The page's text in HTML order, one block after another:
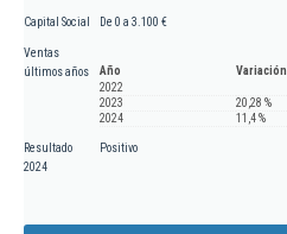
Capital Social De 0 a 3.100 €
Ventas
últimos años
Año
Variación
2022
2023
20,28 %
2024
11,4 %
Resultado
2024
Positivo